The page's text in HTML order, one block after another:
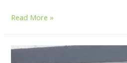
Read More »